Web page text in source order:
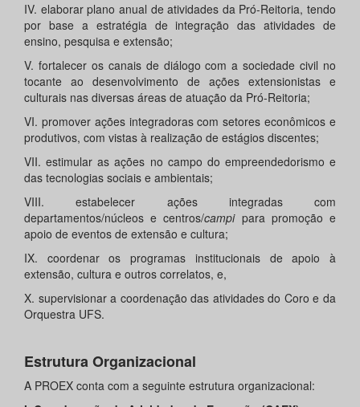
IV. elaborar plano anual de atividades da Pró-Reitoria, tendo
por base a estratégia de integração das atividades de
ensino, pesquisa e extensão;
V. fortalecer os canais de diálogo com a sociedade civil no
tocante ao desenvolvimento de ações extensionistas e
culturais nas diversas áreas de atuação da Pró-Reitoria;
VI. promover ações integradoras com setores econômicos e
produtivos, com vistas à realização de estágios discentes;
VII. estimular as ações no campo do empreendedorismo e
das tecnologias sociais e ambientais;
VIII. estabelecer ações integradas com
departamentos/núcleos e centros/campi para promoção e
apoio de eventos de extensão e cultura;
IX. coordenar os programas institucionais de apoio à
extensão, cultura e outros correlatos, e,
X. supervisionar a coordenação das atividades do Coro e da
Orquestra UFS.
Estrutura Organizacional
A PROEX conta com a seguinte estrutura organizacional: